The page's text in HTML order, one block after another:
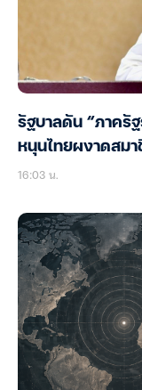
รัฐบาลดัน “ภาครั
หนุนไทยผงาดสมา
16:03 น.